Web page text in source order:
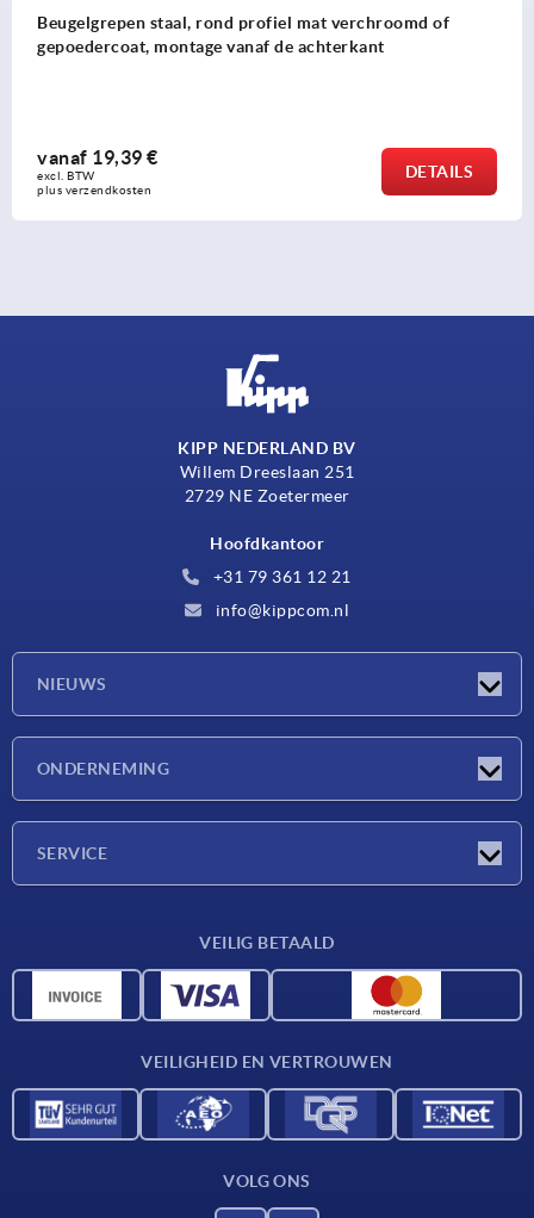
Beugelgrepen staal, rond profiel mat verchroomd of
gepoedercoat, montage vanaf de achterkant
vanaf 19,39 €
excl. BTW
plus verzendkosten
DETAILS
KIPP NEDERLAND BV
Willem Dreeslaan 251
2729 NE Zoetermeer
Hoofdkantoor
+31 79 361 12 21
info@kippcom.nl
NIEUWS
ONDERNEMING
SERVICE
CAD-gegevens
VEILIG BETAALD
VEILIGHEID EN VERTROUWEN
VOLG ONS